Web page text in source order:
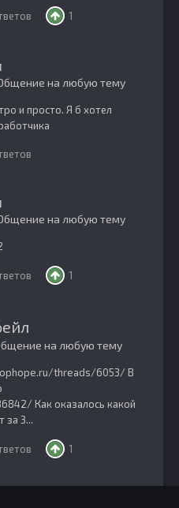
1
на любую тему
и просто. Я б хотел
на любую тему
1
на любую тему
threads/6053/ В
Как оказалось какой
за 3...
1